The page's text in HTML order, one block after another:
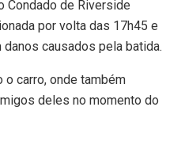
Condado de Riverside
por volta das 17h45 e
causados pela batida.
carro, onde também
deles no momento do